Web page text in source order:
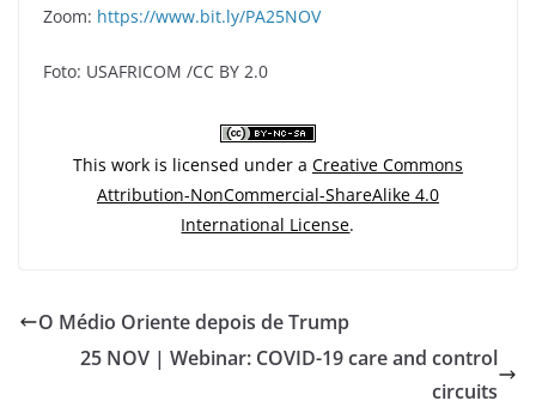
Zoom: https://www.bit.ly/PA25NOV
Foto: USAFRICOM /CC BY 2.0
This work is licensed under a Creative Commons
Attribution-NonCommercial-ShareAlike 4.0
International License.
O Médio Oriente depois de Trump
25 NOV | Webinar: COVID-19 care and control
circuits